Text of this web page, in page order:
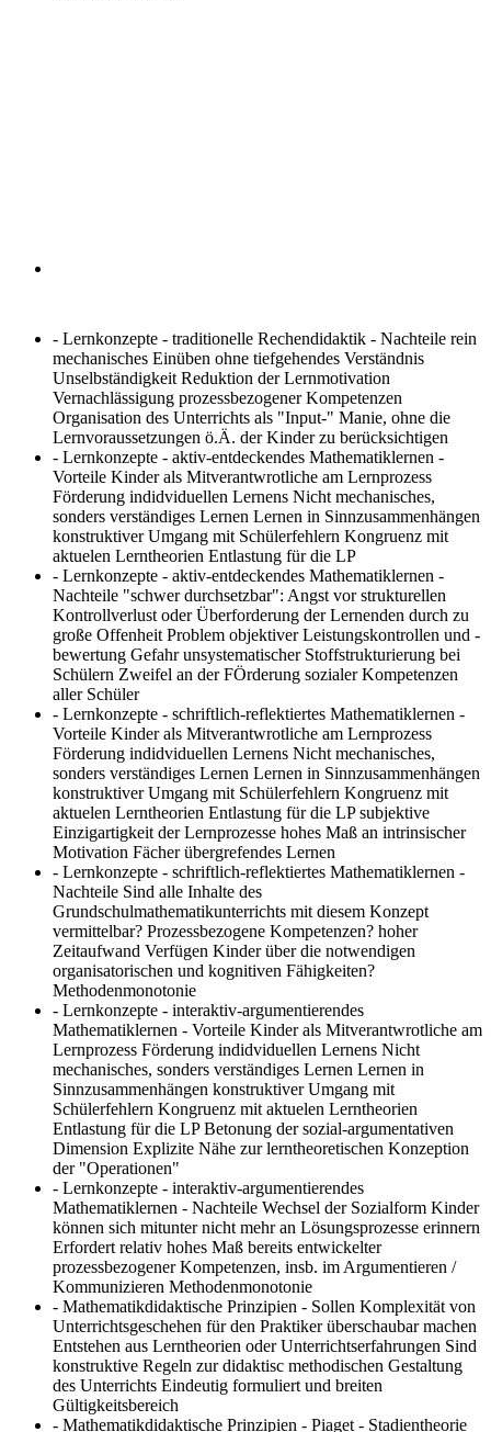
- Lernkonzepte - traditionelle Rechendidaktik - Nachteile rein
mechanisches Einüben ohne tiefgehendes Verständnis
Unselbständigkeit Reduktion der Lernmotivation
Vernachlässigung prozessbezogener Kompetenzen
Organisation des Unterrichts als "Input-" Manie, ohne die
Lernvoraussetzungen ö.Ä. der Kinder zu berücksichtigen
- Lernkonzepte - aktiv-entdeckendes Mathematiklernen -
Vorteile Kinder als Mitverantwrotliche am Lernprozess
Förderung indidviduellen Lernens Nicht mechanisches,
sonders verständiges Lernen Lernen in Sinnzusammenhängen
konstruktiver Umgang mit Schülerfehlern Kongruenz mit
aktuelen Lerntheorien Entlastung für die LP
- Lernkonzepte - aktiv-entdeckendes Mathematiklernen -
Nachteile "schwer durchsetzbar": Angst vor strukturellen
Kontrollverlust oder Überforderung der Lernenden durch zu
große Offenheit Problem objektiver Leistungskontrollen und -
bewertung Gefahr unsystematischer Stoffstrukturierung bei
Schülern Zweifel an der FÖrderung sozialer Kompetenzen
aller Schüler
- Lernkonzepte - schriftlich-reflektiertes Mathematiklernen -
Vorteile Kinder als Mitverantwrotliche am Lernprozess
Förderung indidviduellen Lernens Nicht mechanisches,
sonders verständiges Lernen Lernen in Sinnzusammenhängen
konstruktiver Umgang mit Schülerfehlern Kongruenz mit
aktuelen Lerntheorien Entlastung für die LP subjektive
Einzigartigkeit der Lernprozesse hohes Maß an intrinsischer
Motivation Fächer übergrefendes Lernen
- Lernkonzepte - schriftlich-reflektiertes Mathematiklernen -
Nachteile Sind alle Inhalte des
Grundschulmathematikunterrichts mit diesem Konzept
vermittelbar? Prozessbezogene Kompetenzen? hoher
Zeitaufwand Verfügen Kinder über die notwendigen
organisatorischen und kognitiven Fähigkeiten?
Methodenmonotonie
- Lernkonzepte - interaktiv-argumentierendes
Mathematiklernen - Vorteile Kinder als Mitverantwrotliche am
Lernprozess Förderung indidviduellen Lernens Nicht
mechanisches, sonders verständiges Lernen Lernen in
Sinnzusammenhängen konstruktiver Umgang mit
Schülerfehlern Kongruenz mit aktuelen Lerntheorien
Entlastung für die LP Betonung der sozial-argumentativen
Dimension Explizite Nähe zur lerntheoretischen Konzeption
der "Operationen"
- Lernkonzepte - interaktiv-argumentierendes
Mathematiklernen - Nachteile Wechsel der Sozialform Kinder
können sich mitunter nicht mehr an Lösungsprozesse erinnern
Erfordert relativ hohes Maß bereits entwickelter
prozessbezogener Kompetenzen, insb. im Argumentieren /
Kommunizieren Methodenmonotonie
- Mathematikdidaktische Prinzipien - Sollen Komplexität von
Unterrichtsgeschehen für den Praktiker überschaubar machen
Entstehen aus Lerntheorien oder Unterrichtserfahrungen Sind
konstruktive Regeln zur didaktisc methodischen Gestaltung
des Unterrichts Eindeutig formuliert und breiten
Gültigkeitsbereich
- Mathematikdidaktische Prinzipien - Piaget - Stadientheorie